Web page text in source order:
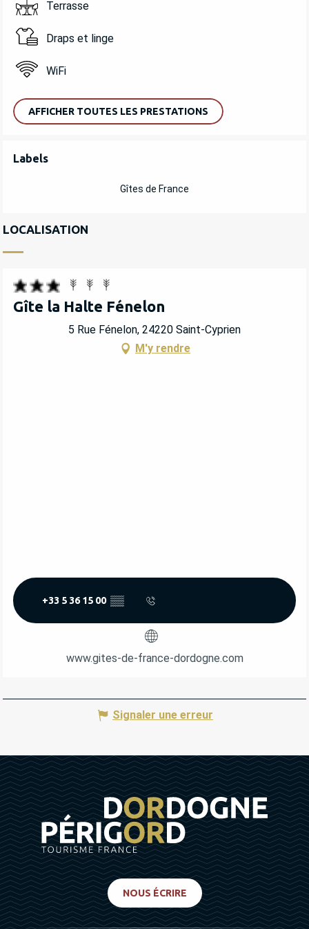
Terrasse
Draps et linge
WiFi
AFFICHER TOUTES LES PRESTATIONS
OFFRES DE PRESTATIONS
Labels
Labels
Gîtes de France
LOCALISATION
Gîte la Halte Fénelon
5 Rue Fénelon, 24220 Saint-Cyprien
M'y rendre
+33 5 36 15 00 ▒▒
www.gites-de-france-dordogne.com
Signaler une erreur
NOUS ÉCRIRE